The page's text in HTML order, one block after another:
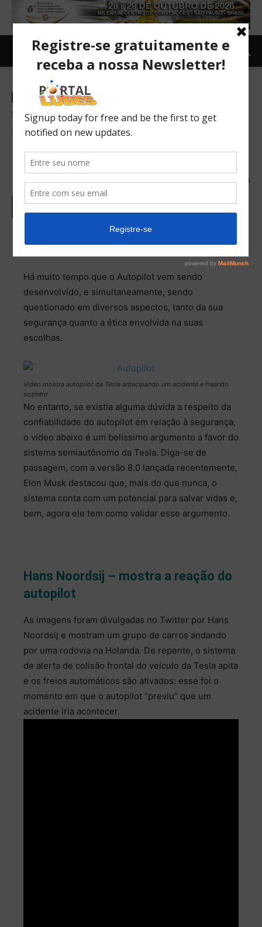
Canal Lubes Carro e Moto
Vídeo mostra autopilot da
Tesla antecipando um
acidente e freando sozinho
03/01/2017 185
Autopilot
Há muito tempo que o Autopilot vem sendo
desenvolvido, e simultaneamente, sendo
questionado em diversos aspectos, tanto da sua
segurança quanto a ética envolvida na suas
escolhas.
Vídeo mostra autopilot da Tesla antecipando um acidente e freando
sozinho
No entanto, se existia alguma dúvida a respeito da
confiabilidade do autopilot em relação à segurança,
o vídeo abaixo é um belíssimo argumento a favor do
sistema semiautônomo da Tesla. Diga-se de
passagem, com a versão 8.0 lançada recentemente,
Elon Musk destacou que, mais do que nunca, o
sistema conta com um potencial para salvar vidas e,
bem, agora ele tem como validar esse argumento.
Hans Noordsij – mostra a reação do
autopilot
As imagens foram divulgadas no Twitter por Hans
Noordsij e mostram um grupo de carros andando
por uma rodovia na Holanda. De repente, o sistema
de alerta de colisão frontal do veículo da Tesla apita
e os freios automáticos são ativados: esse foi o
momento em que o autopilot “previu” que um
acidente iria acontecer.